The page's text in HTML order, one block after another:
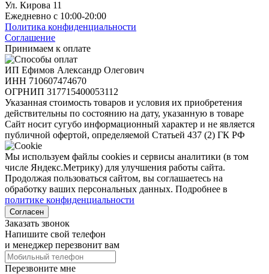
Ул. Кирова 11
Ежедневно с 10:00-20:00
Политика конфиденциальности
Соглашение
Принимаем к оплате
ИП Ефимов Александр Олегович
ИНН 710607474670
ОГРНИП 317715400053112
Указанная стоимость товаров и условия их приобретения
действительны по состоянию на дату, указанную в товаре
Сайт носит сугубо информационный характер и не является
публичной офертой, определяемой Статьей 437 (2) ГК РФ
Мы используем файлы cookies и сервисы аналитики (в том
числе Яндекс.Метрику) для улучшения работы сайта.
Продолжая пользоваться сайтом, вы соглашаетесь на
обработку ваших персональных данных. Подробнее в
политике конфиденциальности
Согласен
Заказать звонок
Напишите свой телефон
и менеджер перезвонит вам
Перезвоните мне